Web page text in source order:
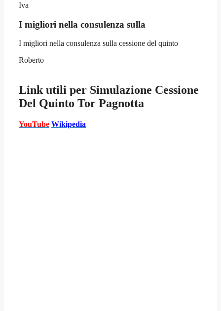
Iva
I migliori nella consulenza sulla
I migliori nella consulenza sulla cessione del quinto
Roberto
Link utili per Simulazione Cessione
Del Quinto Tor Pagnotta
YouTube Wikipedia